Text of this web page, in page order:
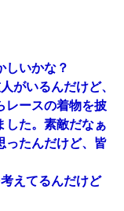
しいかな？
がいるんだけど、
レースの着物を披
した。素敵だなぁ
ったんだけど、皆
えてるんだけど